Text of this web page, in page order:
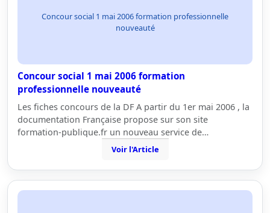
Concour social 1 mai 2006 formation professionnelle
nouveauté
Concour social 1 mai 2006 formation
professionnelle nouveauté
Les fiches concours de la DF A partir du 1er mai 2006 , la
documentation Française propose sur son site
formation-publique.fr un nouveau service de…
Voir l'Article